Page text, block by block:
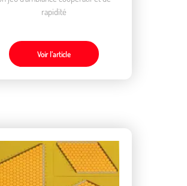
rapidité
Voir l’article